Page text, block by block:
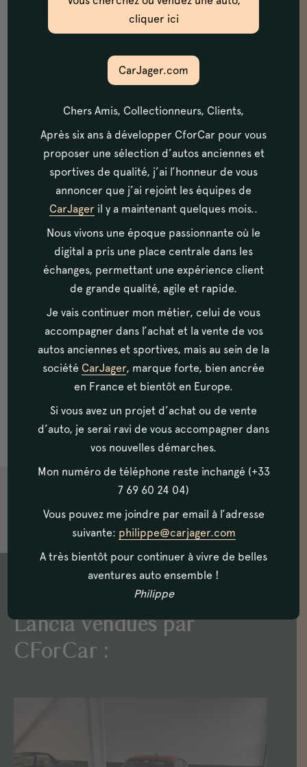
peut vite devenir un vrai parcours du
Et c’est notre métier !
nombreuses années des relations de
confiance en France et à l’international.
Nous sommes capables d’effectuer pour
vous une recherche personnalisée, afin que
vous puissiez acquérir « votre » voiture
ancienne. Couleur, motorisation, version…
Chaque voiture est unique.
Nous vous mettons à disposition notre
pont élévateur afin que vous puissiez juger
de la parfaite qualité des châssis, des
soubassements et des différents organes
mécaniques.
<< Retour vers la marque Lancia
Les voitures de collection
Lancia vendues par
CForCar :
cliquer ici
CarJager.com
Chers Amis, Collectionneurs, Clients,
Après six ans à développer CforCar pour vous
proposer une sélection d’autos anciennes et
sportives de qualité, j’ai l’honneur de vous
annoncer que j’ai rejoint les équipes de
CarJager il y a maintenant quelques mois..
Nous vivons une époque passionnante où le
digital a pris une place centrale dans les
échanges, permettant une expérience client
de grande qualité, agile et rapide.
Je vais continuer mon métier, celui de vous
accompagner dans l’achat et la vente de vos
autos anciennes et sportives, mais au sein de la
société CarJager, marque forte, bien ancrée
en France et bientôt en Europe.
Si vous avez un projet d’achat ou de vente
d’auto, je serai ravi de vous accompagner dans
vos nouvelles démarches.
Mon numéro de téléphone reste inchangé (+33
7 69 60 24 04)
Vous pouvez me joindre par email à l’adresse
suivante: philippe@carjager.com
A très bientôt pour continuer à vivre de belles
aventures auto ensemble !
Philippe